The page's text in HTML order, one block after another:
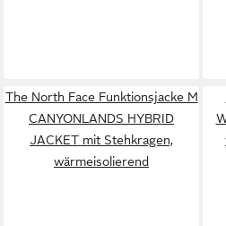
The North Face Funktionsjacke M
CANYONLANDS HYBRID
JACKET mit Stehkragen,
wärmeisolierend